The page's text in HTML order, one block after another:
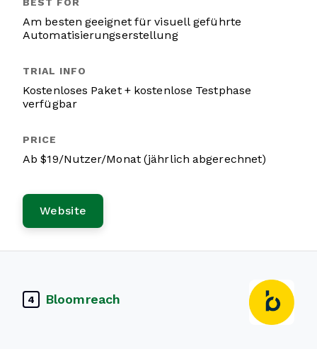
Am besten geeignet für visuell geführte
Automatisierungserstellung
Kostenloses Paket + kostenlose Testphase
verfügbar
Ab $19/Nutzer/Monat (jährlich abgerechnet)
Website
4 Bloomreach